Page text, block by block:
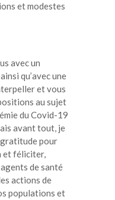
et modestes
avec un
qu’avec une
et vous
au sujet
du Covid-19
avant tout, je
pour
et féliciter,
de santé
actions de
populations et